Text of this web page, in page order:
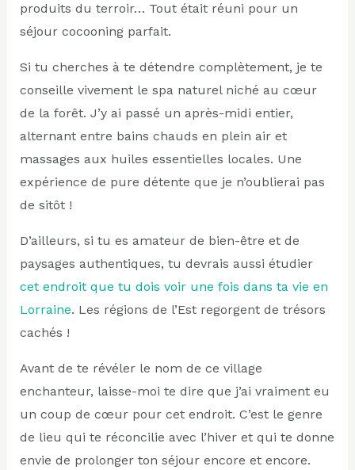
produits du terroir… Tout était réuni pour un
séjour cocooning parfait.
Si tu cherches à te détendre complètement, je te
conseille vivement le spa naturel niché au cœur
de la forêt. J’y ai passé un après-midi entier,
alternant entre bains chauds en plein air et
massages aux huiles essentielles locales. Une
expérience de pure détente que je n’oublierai pas
de sitôt !
D’ailleurs, si tu es amateur de bien-être et de
paysages authentiques, tu devrais aussi étudier
cet endroit que tu dois voir une fois dans ta vie en
Lorraine. Les régions de l’Est regorgent de trésors
cachés !
Avant de te révéler le nom de ce village
enchanteur, laisse-moi te dire que j’ai vraiment eu
un coup de cœur pour cet endroit. C’est le genre
de lieu qui te réconcilie avec l’hiver et qui te donne
envie de prolonger ton séjour encore et encore.